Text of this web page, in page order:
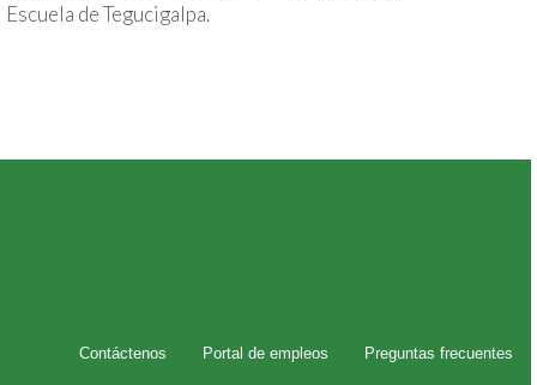
Escuela de Tegucigalpa.
Contáctenos Portal de empleos Preguntas frecuentes